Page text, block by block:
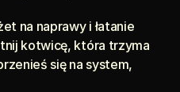
na naprawy i łatanie
kotwicę, która trzyma
się na system,